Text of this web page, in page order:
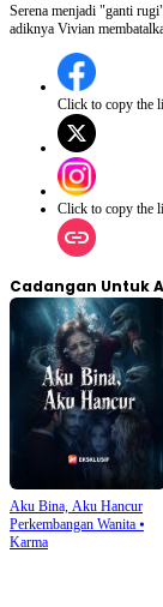
Serena menjadi "ganti
adiknya Vivian
dia tawar Pertukaran
Serena, dia sedar siapa
Click to copy the
Click to copy the
Cadangan Untuk
Aku Bina, Aku Hancur
Perkembangan Wanita ⦁
Karma